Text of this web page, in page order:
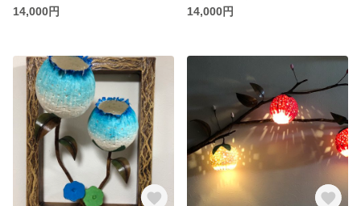
14,000円
14,000円